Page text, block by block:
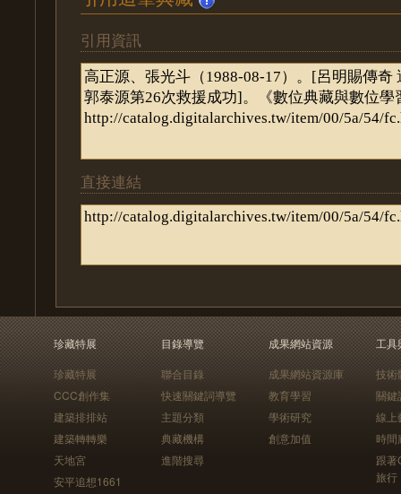
引用資訊
直接連結
珍藏特展
珍藏特展
CCC創作集
建築排排站
建築轉轉樂
天地宮
安平追想1661
目錄導覽
聯合目錄
快速關鍵詞導覽
主題分類
典藏機構
進階搜尋
成果網站資源
成果網站資源庫
教育學習
學術研究
創意加值
工具
技術
關鍵
線上
時間
跟
旅行